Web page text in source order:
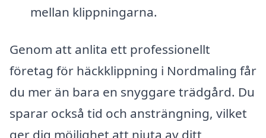
mellan klippningarna.
Genom att anlita ett professionellt
företag för häckklippning i Nordmaling får
du mer än bara en snyggare trädgård. Du
sparar också tid och ansträngning, vilket
ger dig möjlighet att njuta av ditt